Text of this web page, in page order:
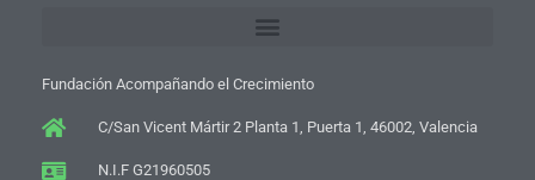
Fundación Acompañando el Crecimiento
C/San Vicent Mártir 2 Planta 1, Puerta 1, 46002, Valencia
N.I.F G21960505